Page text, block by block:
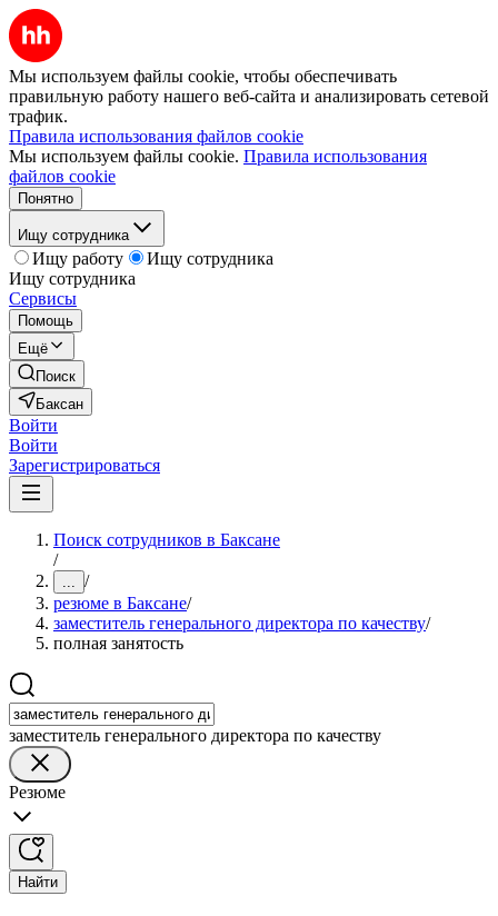
Мы используем файлы cookie, чтобы обеспечивать
правильную работу нашего веб-сайта и анализировать сетевой
трафик.
Правила использования файлов cookie
Мы используем файлы cookie. Правила использования
файлов cookie
Понятно
Ищу сотрудника
Ищу работу
Ищу сотрудника
Ищу сотрудника
Сервисы
Помощь
Ещё
Поиск
Баксан
Войти
Войти
Зарегистрироваться
Поиск сотрудников в Баксане
/
... /
резюме в Баксане/
заместитель генерального директора по качеству/
полная занятость
заместитель генерального директора по качеству
Резюме
Найти